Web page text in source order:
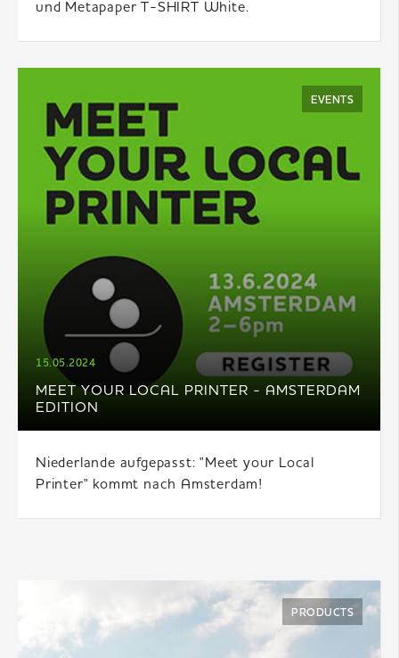
und Metapaper T-SHIRT White.
MEET YOUR LOCAL PRINTER - AMSTERDAM
EDITION
15.05.2024
EVENTS
Niederlande aufgepasst: "Meet your Local
Printer" kommt nach Amsterdam!
PRODUCTS